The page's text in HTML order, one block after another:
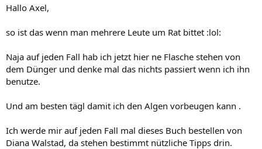
Hallo Axel,
so ist das wenn man mehrere Leute um Rat bittet :lol:
Naja auf jeden Fall hab ich jetzt hier ne Flasche stehen von
dem Dünger und denke mal das nichts passiert wenn ich ihn
benutze.
Und am besten tägl damit ich den Algen vorbeugen kann .
Ich werde mir auf jeden Fall mal dieses Buch bestellen von
Diana Walstad, da stehen bestimmt nützliche Tipps drin.